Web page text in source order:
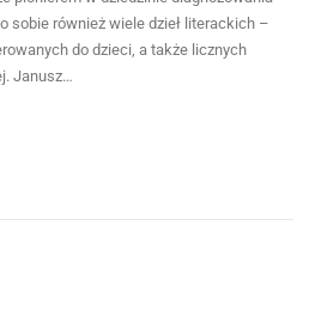
sobie również wiele dzieł literackich –
do dzieci, a także licznych
Janusz…